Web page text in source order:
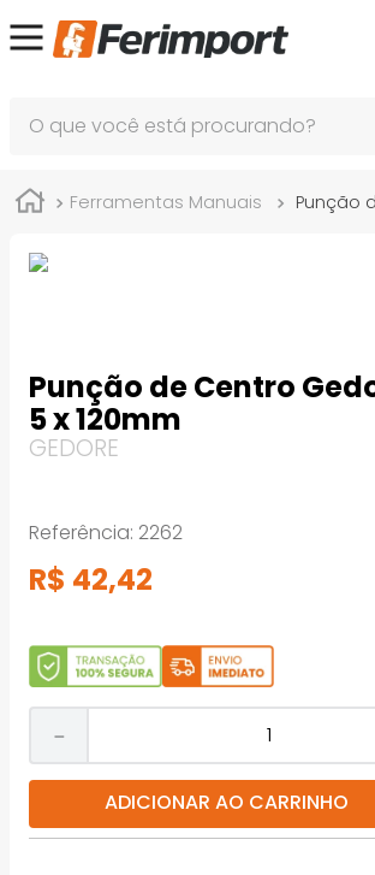
Ferramentas Manuais Punção de
Punção de Centro
5 x 120mm
GEDORE
Referência: 2262
R$ 42,42
－
ADICIONAR AO CARRINHO